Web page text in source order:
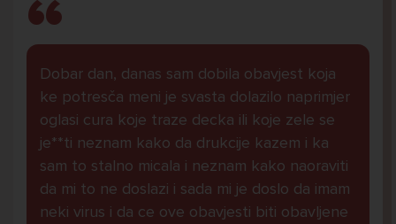
Dobar dan, danas sam dobila obavjest koja
ke potresča meni je svasta dolazilo naprimjer
oglasi cura koje traze decka ili koje zele se
je**ti neznam kako da drukcije kazem i ka
sam to stalno micala i neznam kako naoraviti
da mi to ne doslazi i sada mi je doslo da imam
neki virus i da ce ove obavjesti biti obavljene